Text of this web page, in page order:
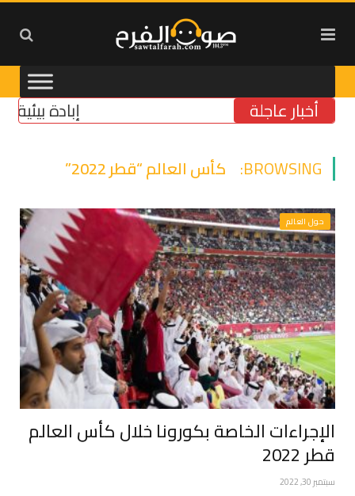
أخبار عاجلة إبادة بيئية
BROWSING: كأس العالم “قطر 2022”
حول العالم
الإجراءات الخاصة بكورونا خلال كأس العالم
قطر 2022
سبتمبر 30, 2022